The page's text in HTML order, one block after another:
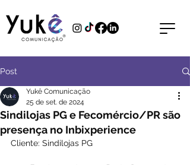
Post
Sindilojas PG e Fecomércio/PR são
presença no Inbixperience
Yukê Comunicação
25 de set. de 2024
Cliente: Sindilojas PG